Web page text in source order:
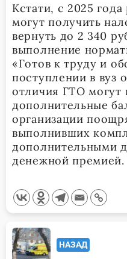
Кстати, с 2025
могут получить
вернуть до 2 340
выполнение
«Готов к труду и
поступлении в вуз
отличия ГТО могут
дополнительные
организации
выполнивших
дополнительными
денежной премией.
<span
class="nav-НАЗАД